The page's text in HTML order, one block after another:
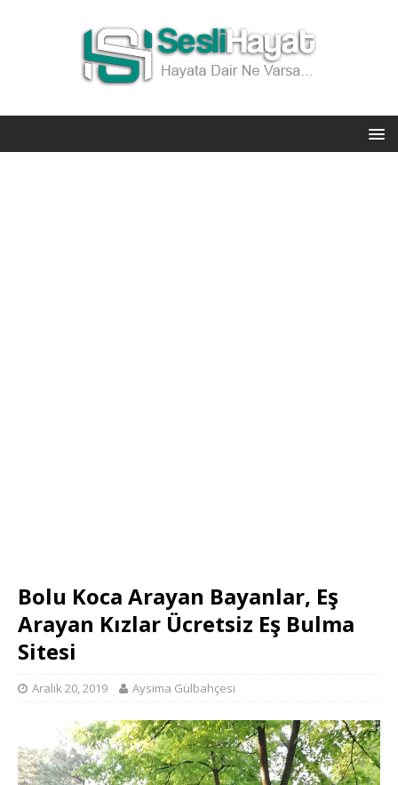
Bolu Koca Arayan Bayanlar, Eş
Arayan Kızlar Ücretsiz Eş Bulma
Sitesi
Aralık 20, 2019 Aysima Gülbahçesi